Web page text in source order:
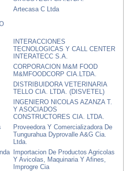
Artecasa C Ltda
INTERACCIONES
TECNOLOGICAS Y CALL CENTER
INTERATECC S.A.
CORPORACION M&M FOOD
M&MFOODCORP CIA.LTDA.
DISTRIBUIDORA VETERINARIA
TELLO CIA. LTDA. (DISVETEL)
INGENIERO NICOLAS AZANZA T.
Y ASOCIADOS
CONSTRUCTORES CIA. LTDA.
Proveedora Y Comercializadora De
Tungurahua Dyprovalle A&G Cia.
Ltda.
Importacion De Productos Agricolas
Y Avicolas, Maquinaria Y Afines,
Improgre Cia